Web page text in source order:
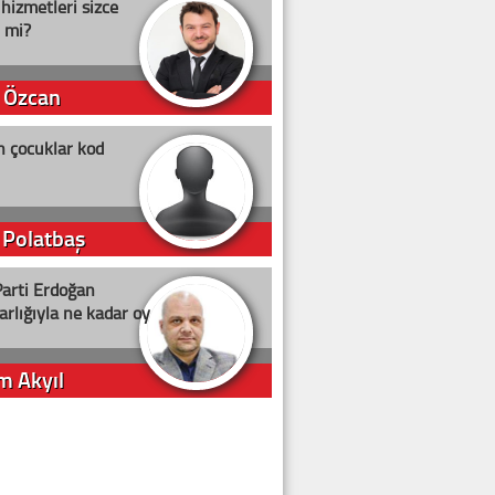
hizmetleri sizce
çocuklar kod
Erdoğan
ne kadar oy
Akyıl